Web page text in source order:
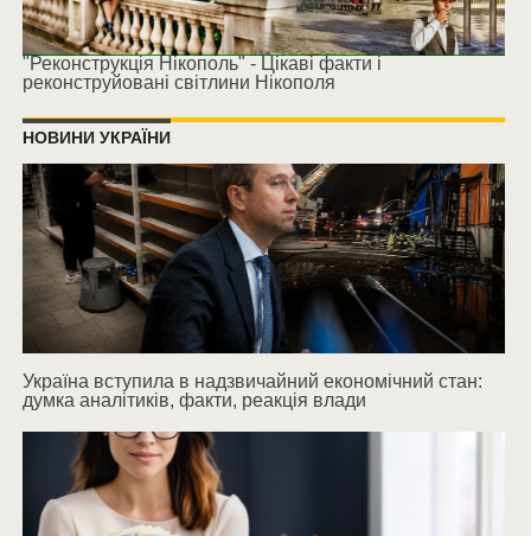
"Реконструкція Нікополь" - Цікаві факти і
реконструйовані світлини Нікополя
НОВИНИ УКРАЇНИ
Україна вступила в надзвичайний економічний стан:
думка аналітиків, факти, реакція влади